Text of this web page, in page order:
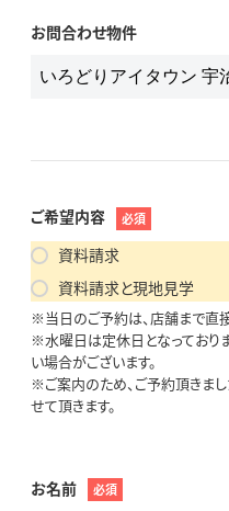
お問合わせ物件
ご希望内容 必須
資料請求
資料請求と現地見学
※当日のご予約は、店舗まで直
※水曜日は定休日となっており
い場合がございます。
※ご案内のため、ご予約頂きま
せて頂きます。
お名前 必須